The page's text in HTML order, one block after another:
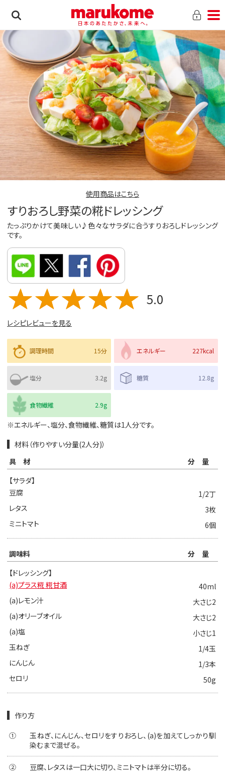
使用商品はこちら
すりおろし野菜の糀ドレッシング
たっぷりかけて美味しい♪色々なサラダに合うすりおろしドレッシング
です。
5.0
レシピレビューを見る
調理時間 15分 エネルギー 227kcal
塩分 3.2g 糖質 12.8g
食物繊維 2.9g
※エネルギー、塩分、食物繊維、糖質は1人分です。
材料（作りやすい分量(2人分)）
具材
分量
【サラダ】
豆腐
1/2丁
レタス
3枚
ミニトマト
6個
調味料
分量
【ドレッシング】
(a)プラス糀 糀甘酒
40ml
(a)レモン汁
大さじ2
(a)オリーブオイル
大さじ2
(a)塩
小さじ1
玉ねぎ
1/4玉
にんじん
1/3本
セロリ
50g
作り方
①
玉ねぎ、にんじん、セロリをすりおろし、(a)を加えてしっかり馴
染むまで混ぜる。
② 豆腐、レタスは一口大に切り、ミニトマトは半分に切る。